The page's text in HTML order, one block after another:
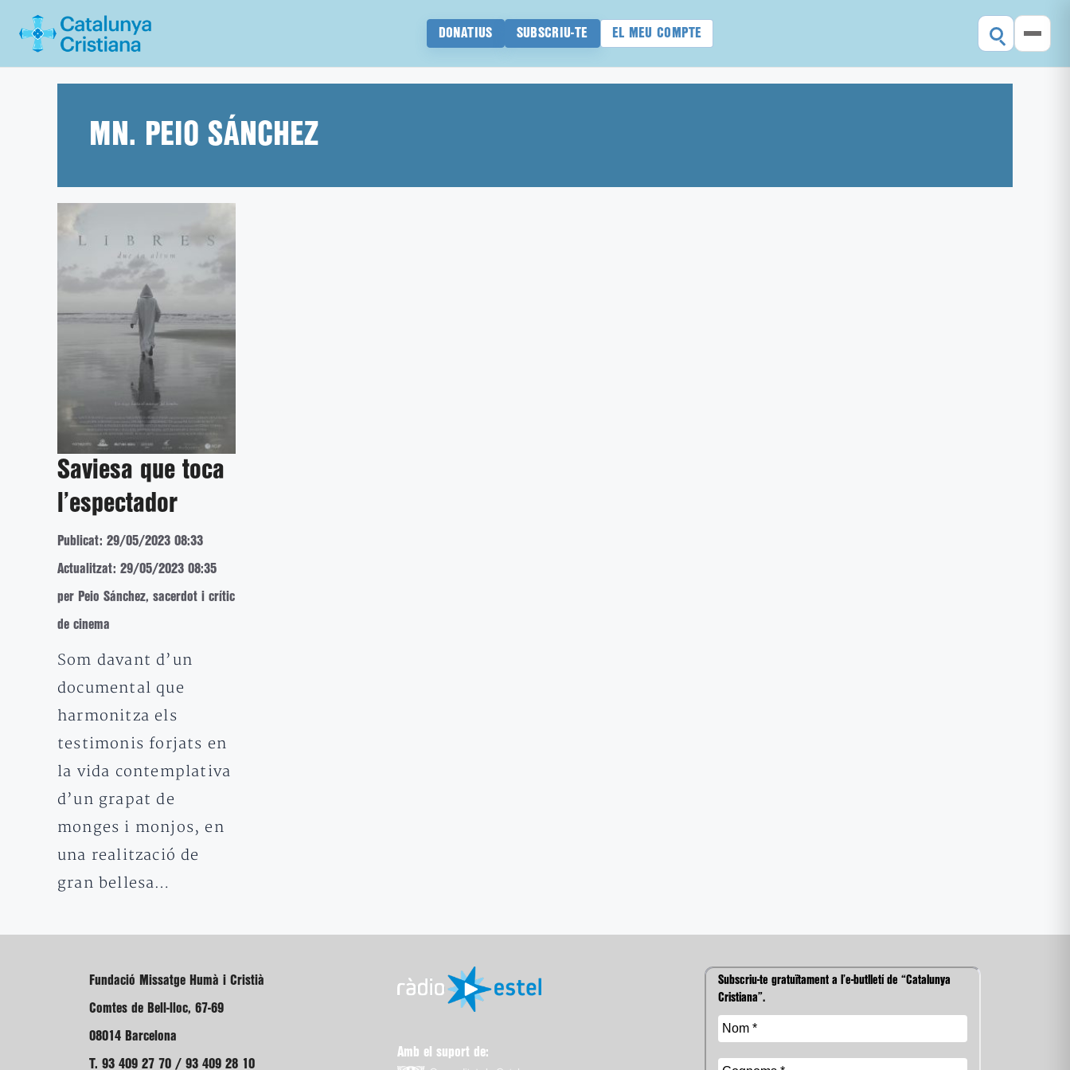
DONATIUS SUBSCRIU-TE EL MEU COMPTE
MN. PEIO SÁNCHEZ
Saviesa que toca
l’espectador
Publicat: 29/05/2023 08:33
Actualitzat: 29/05/2023 08:35
per Peio Sánchez, sacerdot i crític
de cinema
Som davant d’un
documental que
harmonitza els
testimonis forjats en
la vida contemplativa
d’un grapat de
monges i monjos, en
una realització de
gran bellesa…
Fundació Missatge Humà i Cristià
Comtes de Bell-lloc, 67-69
08014 Barcelona
T. 93 409 27 70 / 93 409 28 10
Amb el suport de:
Subscriu-te gratuïtament a l’e-butlletí de “Catalunya
Cristiana”.